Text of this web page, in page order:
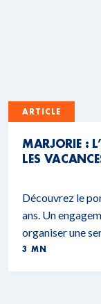
ARTICLE
MARJORIE :
LES
Découvrez le
ans. Un
organiser une
3 MN